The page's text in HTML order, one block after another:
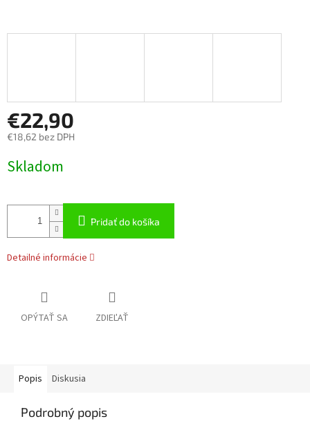
€22,90
€18,62 bez DPH
cena:
Skladom
Pridať do košíka
Detailné informácie
OPÝTAŤ SA ZDIEĽAŤ
Popis Diskusia
Podrobný popis